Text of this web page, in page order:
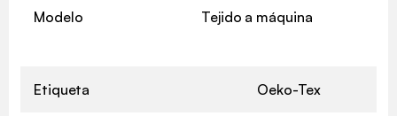
Modelo Tejido a máquina
Etiqueta Oeko-Tex